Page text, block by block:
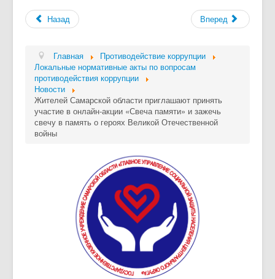
Назад Вперед
Главная
Противодействие коррупции
Локальные нормативные акты по вопросам
противодействия коррупции
Новости
Жителей Самарской области приглашают принять
участие в онлайн-акции «Свеча памяти» и зажечь
свечу в память о героях Великой Отечественной
войны